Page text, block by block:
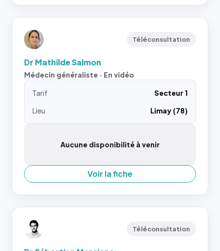
Téléconsultation
Dr Mathilde Salmon
Médecin généraliste · En vidéo
Tarif
Secteur 1
Lieu
Limay (78)
Aucune disponibilité à venir
Voir la fiche
Téléconsultation